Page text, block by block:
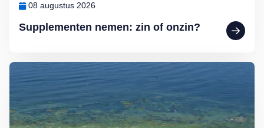
Supplementen nemen: zin of onzin?
08 augustus 2026
Lees meer over Zwemmen in open water? Waak voor blauwalg en